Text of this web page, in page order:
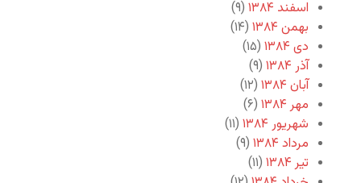
اسفند ۱۳۸۴
(۹)
بهمن ۱۳۸۴
(۱۴)
دی ۱۳۸۴
(۱۵)
آذر ۱۳۸۴
(۹)
آبان ۱۳۸۴
(۱۲)
مهر ۱۳۸۴
(۶)
شهریور ۱۳۸۴
(۱۱)
مرداد ۱۳۸۴
(۹)
تیر ۱۳۸۴
(۱۱)